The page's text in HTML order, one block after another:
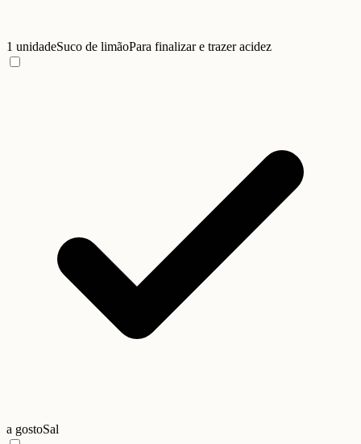
1 unidadeSuco de limãoPara finalizar e trazer acidez
a gostoSal